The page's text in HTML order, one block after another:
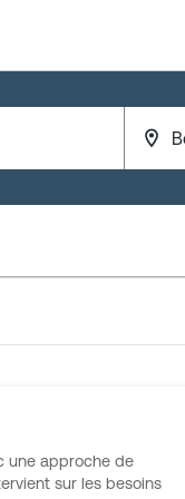
une approche de
sur les besoins